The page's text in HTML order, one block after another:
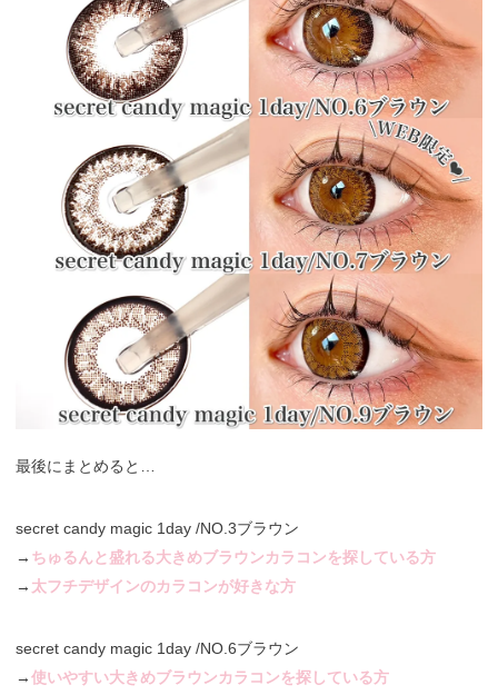
最後にまとめると…
secret candy magic 1day /NO.3ブラウン
→ ちゅるんと盛れる大きめブラウンカラコンを探している方
→ 太フチデザインのカラコンが好きな方
secret candy magic 1day /NO.6ブラウン
→使いやすい大きめブラウンカラコンを探している方